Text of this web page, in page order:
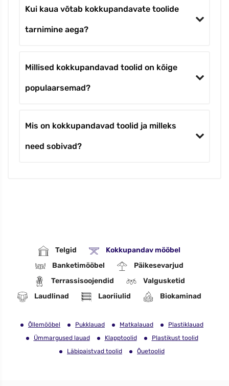
Kui kaua võtab kokkupandavate toolide
tarnimine aega?
Millised kokkupandavad toolid on kõige
populaarsemad?
Mis on kokkupandavad toolid ja milleks
need sobivad?
Telgid
Kokkupandav mööbel
Banketimööbel
Päikesevarjud
Terrassisoojendid
Valgusketid
Laudlinad
Laoriiulid Biokaminad
Õllemööbel Pukklauad Matkalauad
Plastiklauad
Ümmargused lauad
Klapptoolid
Plastikust toolid
Läbipaistvad toolid
Õuetoolid